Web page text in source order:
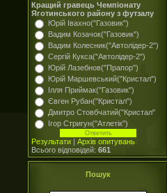
Кращий гравець Чемпіонату
Яготинського району з футзалу
Юрій Івахно("Газовик")
Вадим Козачок("Газовик")
Вадим Колесник("Автолідер-2")
Сергій Кукса("Автолідер-2")
Юрій Лазебнов("Прапор")
Юрій Маршевський("Кристал")
Ілля Приймак("Газовик")
Євген Рубан("Кристал")
Дмитро Стовбчатий("Кристал"
Ігор Стригун("Атлетік")
Результати | Архів опитувань
Всього відповідей: 661
Пошук